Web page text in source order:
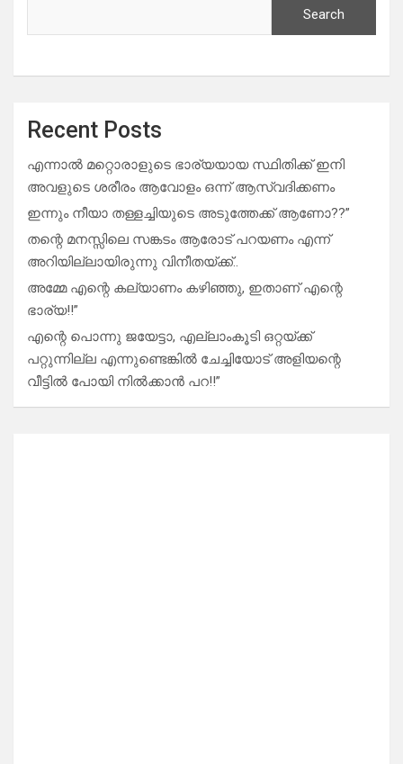
Search
Recent Posts
എന്നാൽ മറ്റൊരാളുടെ ഭാര്യയായ സ്ഥിതിക്ക് ഇനി
അവളുടെ ശരീരം ആവോളം ഒന്ന് ആസ്വദിക്കണം
ഇന്നും നീയാ തള്ളച്ചിയുടെ അടുത്തേക്ക് ആണോ??”
തന്റെ മനസ്സിലെ സങ്കടം ആരോട് പറയണം എന്ന്
അറിയില്ലായിരുന്നു വിനീതയ്ക്ക്..
അമ്മേ എന്റെ കല്യാണം കഴിഞ്ഞു, ഇതാണ് എന്റെ
ഭാര്യ!!”
എന്റെ പൊന്നു ജയേട്ടാ, എല്ലാംകൂടി ഒറ്റയ്ക്ക്
പറ്റുന്നില്ല എന്നുണ്ടെങ്കിൽ ചേച്ചിയോട് അളിയന്റെ
വീട്ടിൽ പോയി നിൽക്കാൻ പറ!!”